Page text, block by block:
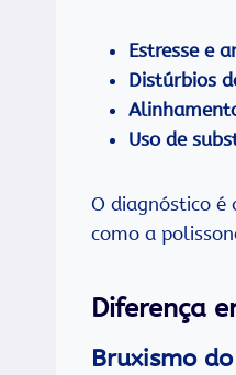
Estresse e
Distúrbios
Uso de
O diagnóstico é
como a
Diferença
Bruxismo